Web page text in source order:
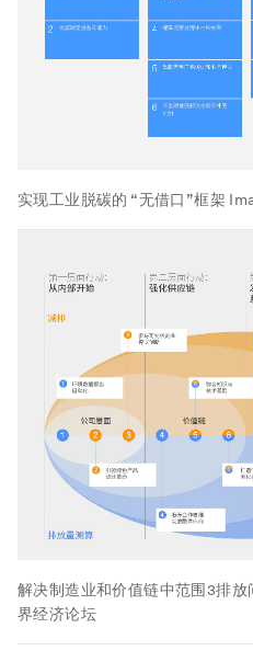
实现工业脱碳的 “无借口”框架
解决制造业和价值链中范围3排放
界经济论坛